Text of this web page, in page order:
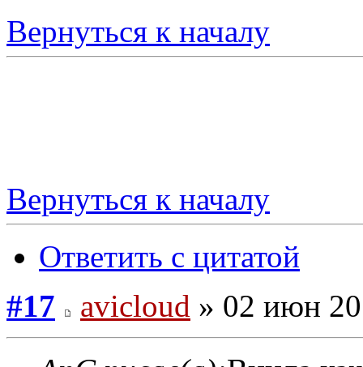
Вернуться к началу
Вернуться к началу
Ответить с цитатой
#17
avicloud » 02 июн